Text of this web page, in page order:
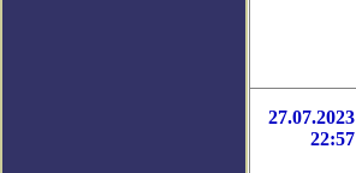
27.07.2023
22:57